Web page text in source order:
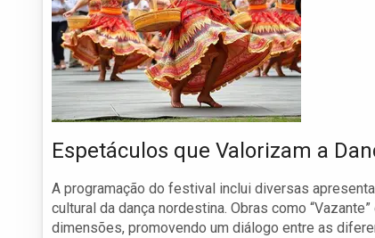
Espetáculos que Valorizam a
A programação do festival inclui diversas
cultural da dança nordestina. Obras como
dimensões, promovendo um diálogo entre as